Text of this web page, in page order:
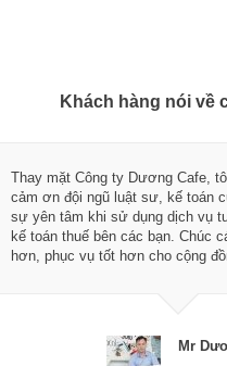
Khách hàng nói về
Thay mặt Công ty Dương Cafe,
cảm ơn đội ngũ luật sư, kế toán
sự yên tâm khi sử dụng dịch vụ
kế toán thuế bên các bạn. Chúc
hơn, phục vụ tốt hơn cho cộng
Mr